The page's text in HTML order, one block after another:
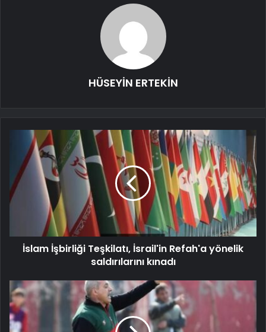
HÜSEYİN ERTEKİN
İslam İşbirliği Teşkilatı, İsrail'in Refah'a yönelik
saldırılarını kınadı